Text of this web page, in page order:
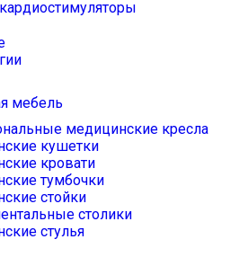
мебель
медицинские кресла
кушетки
кровати
тумбочки
стойки
столики
стулья